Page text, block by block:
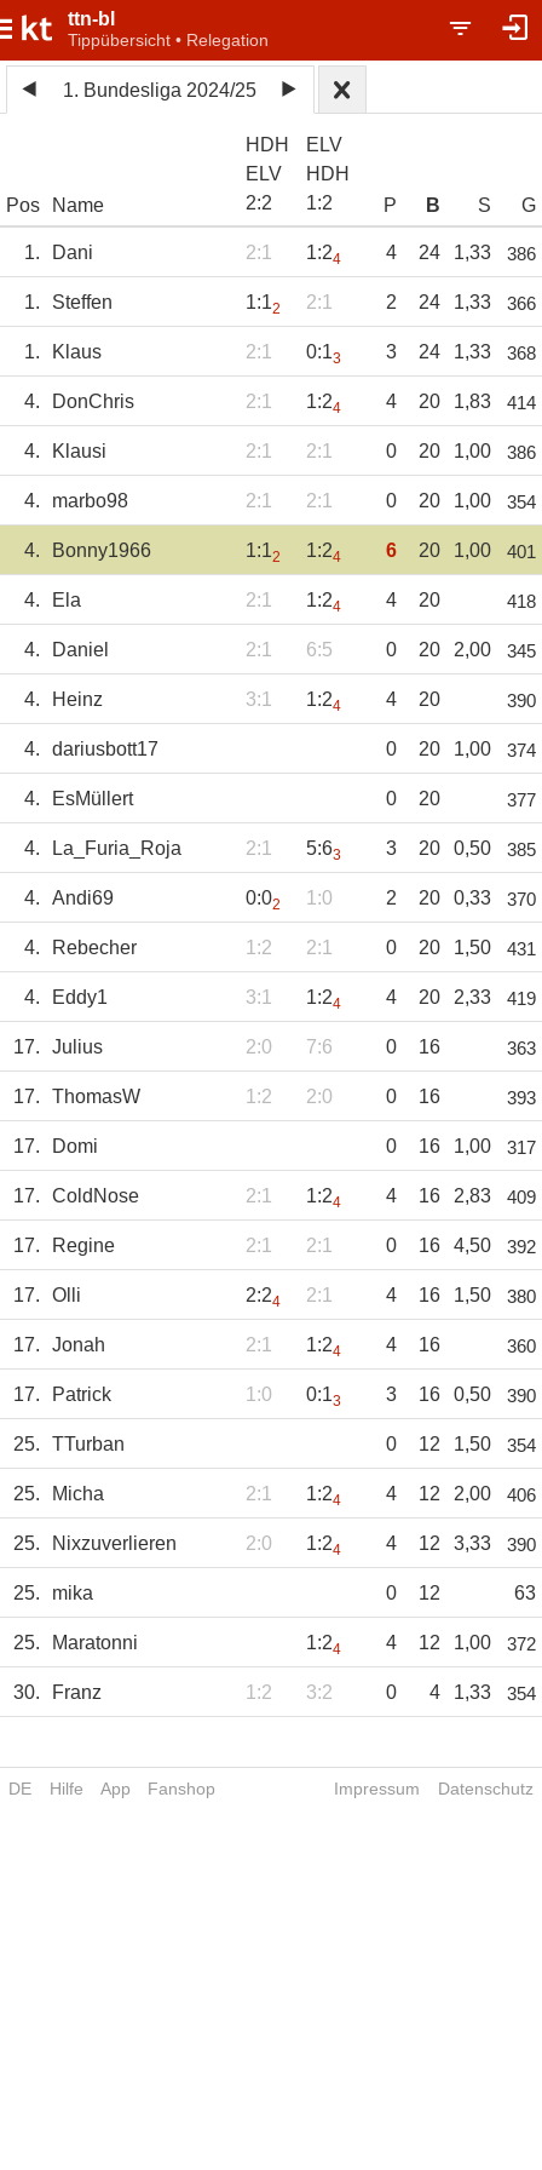
ttn-bl
Tippübersicht • Relegation
1. Bundesliga 2024/25
Pos Name
HDH
ELV
2:2
ELV
HDH
1:2 P B S G
1. Dani 2:1 1:24 4 24 1,33 386
1. Steffen 1:12 2:1 2 24 1,33 366
1. Klaus 2:1 0:13 3 24 1,33 368
4. DonChris 2:1 1:24 4 20 1,83 414
4. Klausi 2:1 2:1 0 20 1,00 386
4. marbo98 2:1 2:1 0 20 1,00 354
4. Bonny1966 1:12 1:24 6 20 1,00 401
4. Ela 2:1 1:24 4 20 418
4. Daniel 2:1 6:5 0 20 2,00 345
4. Heinz 3:1 1:24 4 20 390
4. dariusbott17 0 20 1,00 374
4. EsMüllert 0 20 377
4. La_Furia_Roja 2:1 5:63 3 20 0,50 385
4. Andi69 0:02 1:0 2 20 0,33 370
4. Rebecher 1:2 2:1 0 20 1,50 431
4. Eddy1 3:1 1:24 4 20 2,33 419
17. Julius 2:0 7:6 0 16 363
17. ThomasW 1:2 2:0 0 16 393
17. Domi 0 16 1,00 317
17. ColdNose 2:1 1:24 4 16 2,83 409
17. Regine 2:1 2:1 0 16 4,50 392
17. Olli 2:24 2:1 4 16 1,50 380
17. Jonah 2:1 1:24 4 16 360
17. Patrick 1:0 0:13 3 16 0,50 390
25. TTurban 0 12 1,50 354
25. Micha 2:1 1:24 4 12 2,00 406
25. Nixzuverlieren 2:0 1:24 4 12 3,33 390
25. mika 0 12 63
25. Maratonni 1:24 4 12 1,00 372
30. Franz 1:2 3:2 0 4 1,33 354
DE Hilfe App Fanshop Impressum Datenschutz